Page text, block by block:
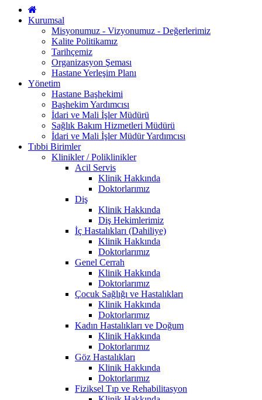
Kurumsal
Misyonumuz - Vizyonumuz - Değerlerimiz
Kalite Politikamız
Tarihçemiz
Organizasyon Şeması
Hastane Yerleşim Planı
Yönetim
Hastane Başhekimi
Başhekim Yardımcısı
İdari ve Mali İşler Müdürü
Sağlık Bakım Hizmetleri Müdürü
İdari ve Mali İşler Müdür Yardımcısı
Tıbbi Birimler
Klinikler / Poliklinikler
Acil Servis
Klinik Hakkında
Doktorlarımız
Diş
Klinik Hakkında
Diş Hekimlerimiz
İç Hastalıkları (Dahiliye)
Klinik Hakkında
Doktorlarımız
Genel Cerrah
Klinik Hakkında
Doktorlarımız
Çocuk Sağlığı ve Hastalıkları
Klinik Hakkında
Doktorlarımız
Kadın Hastalıkları ve Doğum
Klinik Hakkında
Doktorlarımız
Göz Hastalıkları
Klinik Hakkında
Doktorlarımız
Fiziksel Tıp ve Rehabilitasyon